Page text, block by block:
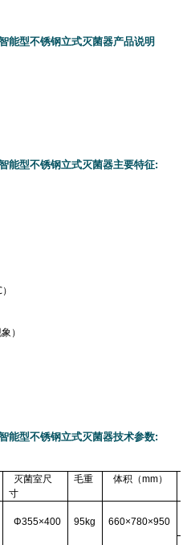
能型不锈钢立式灭菌器产品说明
能型不锈钢立式灭菌器主要特征:
）
能型不锈钢立式灭菌器技术参数:
灭菌室尺
寸
毛重
体积（mm）
Φ355×400 95kg 660×780×950